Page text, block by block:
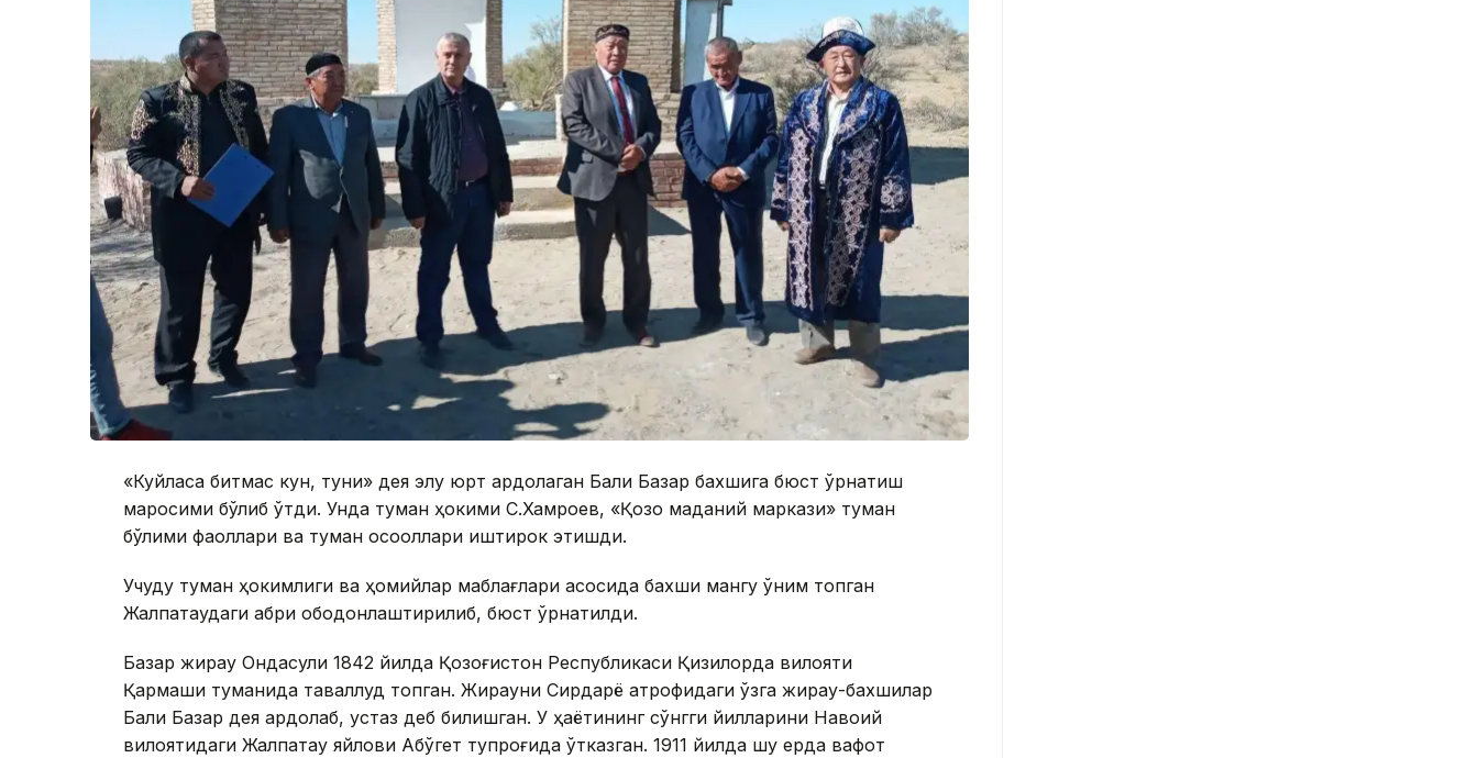
«Куйласа битмас кун, туни» дея элу юрт ардоқлаган Балқи Базар бахшига бюст ўрнатиш
маросими бўлиб ўтди. Унда туман ҳокими С.Хамроев, «Қозоқ маданий маркази» туман
бўлими фаоллари ва туман оқсоқоллари иштирок этишди.
Учқудуқ туман ҳокимлиги ва ҳомийлар маблағлари асосида бахши мангу қўним топган
Жалпақтаудаги қабри ободонлаштирилиб, бюст ўрнатилди.
Базар жирау Ондасули 1842 йилда Қозоғистон Республикаси Қизилорда вилояти
Қармақши туманида таваллуд топган. Жирауни Сирдарё атрофидаги ўзга жирау-бахшилар
Балқи Базар дея ардоқлаб, устаз деб билишган. У ҳаётининг сўнгги йилларини Навоий
вилоятидаги Жалпақтау яйлови Ақбўгет тупроғида ўтказган. 1911 йилда шу ерда вафот